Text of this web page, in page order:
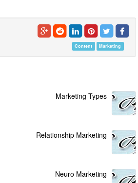
Content Marketing
Marketing Types
Relationship Marketing
Neuro Marketing